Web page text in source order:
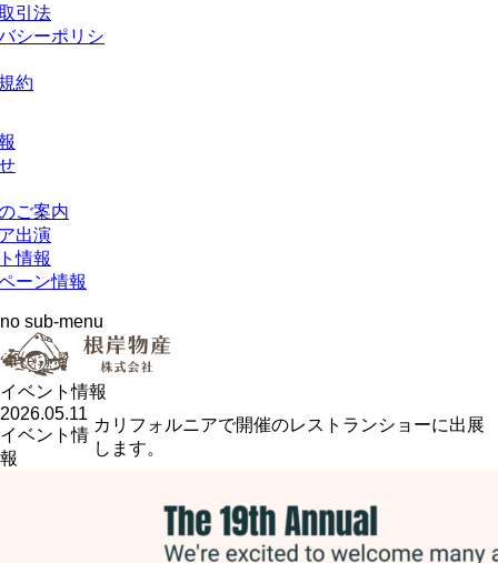
引法
シーポリシ
約
ご案内
出演
情報
ーン情報
no sub-menu
イベント情報
2026.05.11
イベント情
報
カリフォルニアで開催のレストランショーに出展
します。